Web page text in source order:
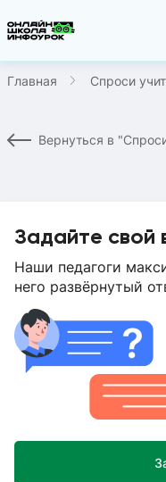
Главная Спроси
Вернуться в
Задайте свой
Наши педагоги
него развёрнутый